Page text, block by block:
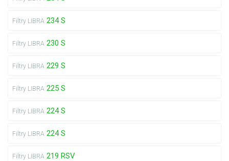
Filtry LIBRA 234 S
Filtry LIBRA 230 S
Filtry LIBRA 229 S
Filtry LIBRA 225 S
Filtry LIBRA 224 S
Filtry LIBRA 224 S
Filtry LIBRA 219 RSV